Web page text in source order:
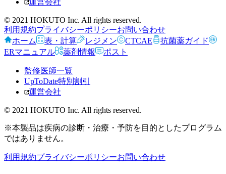
運営会社
© 2021 HOKUTO Inc. All rights reserved.
利用規約プライバシーポリシーお問い合わせ
ホーム
表・計算 レジメン CTCAE
抗菌薬ガイド
ERマニュアル
薬剤情報 ポスト
監修医師一覧
UpToDate特別割引
運営会社
© 2021 HOKUTO Inc. All rights reserved.
※本製品は疾病の診断・治療・予防を目的としたプログラム
ではありません。
利用規約プライバシーポリシーお問い合わせ